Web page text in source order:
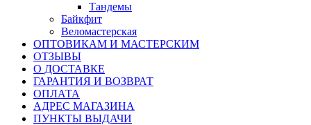
Тандемы
Байкфит
Веломастерская
ОПТОВИКАМ И МАСТЕРСКИМ
ОТЗЫВЫ
О ДОСТАВКЕ
ГАРАНТИЯ И ВОЗВРАТ
ОПЛАТА
АДРЕС МАГАЗИНА
ПУНКТЫ ВЫДАЧИ